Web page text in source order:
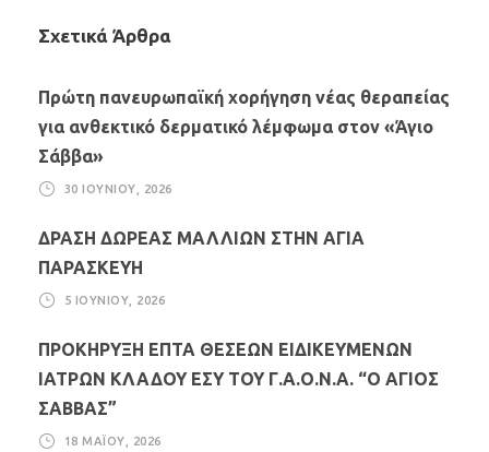
Σχετικά Άρθρα
Πρώτη πανευρωπαϊκή χορήγηση νέας θεραπείας
για ανθεκτικό δερματικό λέμφωμα στον «Άγιο
Σάββα»
30 ΙΟΥΝΊΟΥ, 2026
ΔΡΑΣΗ ΔΩΡΕΑΣ ΜΑΛΛΙΩΝ ΣΤΗΝ ΑΓΙΑ
ΠΑΡΑΣΚΕΥΗ
5 ΙΟΥΝΊΟΥ, 2026
ΠΡΟΚΗΡΥΞΗ ΕΠΤΑ ΘΕΣΕΩΝ ΕΙΔΙΚΕΥΜΕΝΩΝ
ΙΑΤΡΩΝ ΚΛΑΔΟΥ ΕΣΥ ΤΟΥ Γ.Α.Ο.Ν.Α. “Ο ΑΓΙΟΣ
ΣΑΒΒΑΣ”
18 ΜΑΪ́ΟΥ, 2026